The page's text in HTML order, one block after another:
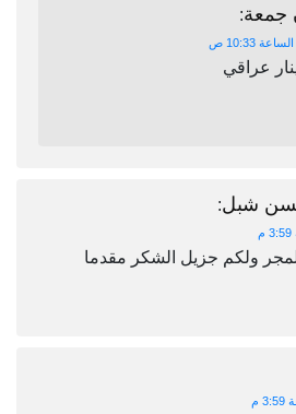
جمعة:
شبل:
ولكم جزيل الشكر مقدما